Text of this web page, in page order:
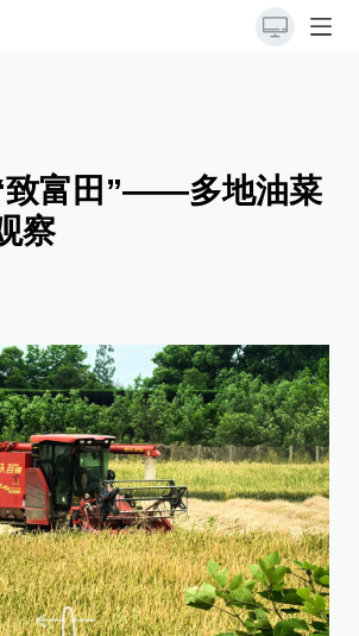
致富田”——多地油菜
察